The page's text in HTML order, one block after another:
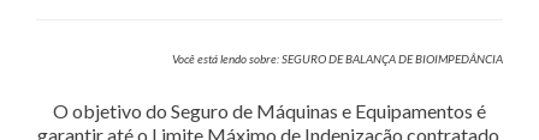
Você está lendo sobre: SEGURO DE BALANÇA DE BIOIMPEDÂNCIA
O objetivo do Seguro de Máquinas e Equipamentos é
garantir até o Limite Máximo de Indenização contratado,